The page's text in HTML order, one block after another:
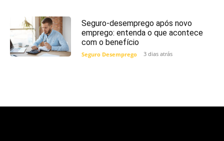
Seguro-desemprego após novo
emprego: entenda o que acontece
com o benefício
Seguro Desemprego 3 dias atrás